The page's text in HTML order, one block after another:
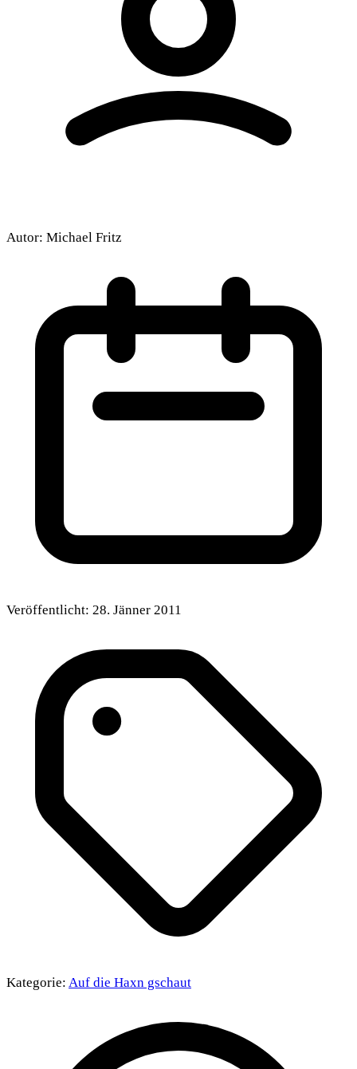
Autor: Michael Fritz
Veröffentlicht: 28. Jänner 2011
Kategorie: Auf die Haxn gschaut